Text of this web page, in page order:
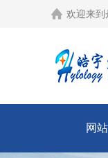
欢迎来到
网